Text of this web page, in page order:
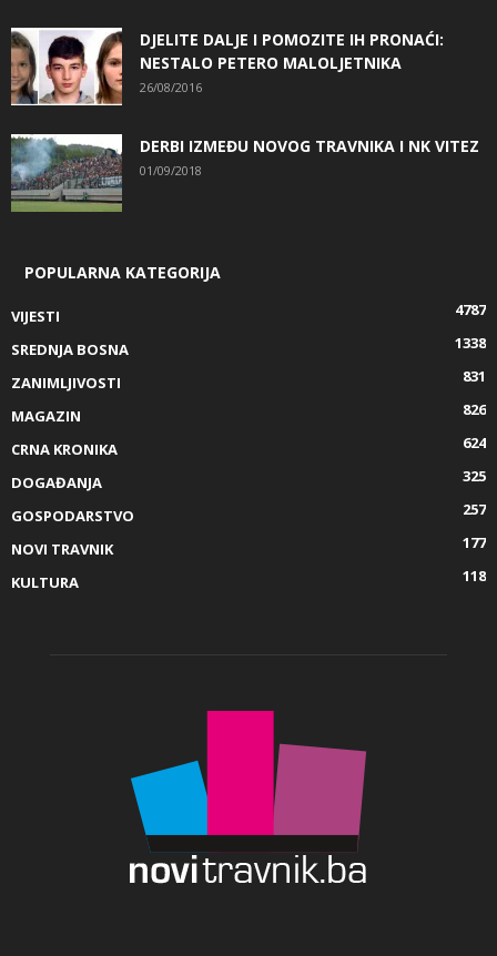
DJELITE DALJE I POMOZITE IH PRONAĆI:
NESTALO PETERO MALOLJETNIKA
26/08/2016
DERBI IZMEĐU NOVOG TRAVNIKA I NK VITEZ
01/09/2018
POPULARNA KATEGORIJA
VIJESTI
4787
SREDNJA BOSNA
1338
ZANIMLJIVOSTI
831
MAGAZIN
826
CRNA KRONIKA
624
DOGAĐANJA
325
GOSPODARSTVO
257
NOVI TRAVNIK
177
KULTURA
118